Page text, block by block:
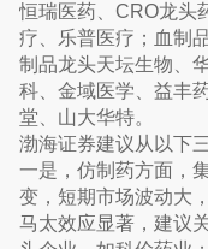
恒瑞医药、CRO龙头
疗、乐普医疗；血制
制品龙头天坛生物、
科、金域医学、益丰
堂、山大华特。
渤海证券建议从以下
一是，仿制药方面，
变，短期市场波动大
马太效应显著，建议